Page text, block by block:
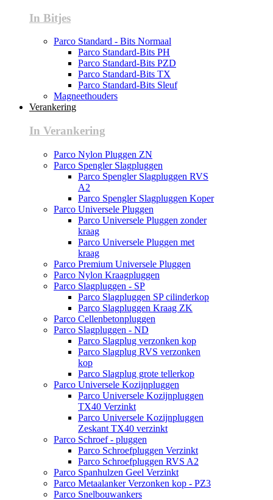
In Bitjes
Parco Standard - Bits Normaal
Parco Standard-Bits PH
Parco Standard-Bits PZD
Parco Standard-Bits TX
Parco Standard-Bits Sleuf
Magneethouders
Verankering
In Verankering
Parco Nylon Pluggen ZN
Parco Spengler Slagpluggen
Parco Spengler Slagpluggen RVS
A2
Parco Spengler Slagpluggen Koper
Parco Universele Pluggen
Parco Universele Pluggen zonder
kraag
Parco Universele Pluggen met
kraag
Parco Premium Universele Pluggen
Parco Nylon Kraagpluggen
Parco Slagpluggen - SP
Parco Slagpluggen SP cilinderkop
Parco Slagpluggen Kraag ZK
Parco Cellenbetonpluggen
Parco Slagpluggen - ND
Parco Slagplug verzonken kop
Parco Slagplug RVS verzonken
kop
Parco Slagplug grote tellerkop
Parco Universele Kozijnpluggen
Parco Universele Kozijnpluggen
TX40 Verzinkt
Parco Universele Kozijnpluggen
Zeskant TX40 verzinkt
Parco Schroef - pluggen
Parco Schroefpluggen Verzinkt
Parco Schroefpluggen RVS A2
Parco Spanhulzen Geel Verzinkt
Parco Metaalanker Verzonken kop - PZ3
Parco Snelbouwankers